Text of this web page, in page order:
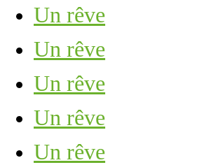
Un rêve
Un rêve
Un rêve
Un rêve
Un rêve